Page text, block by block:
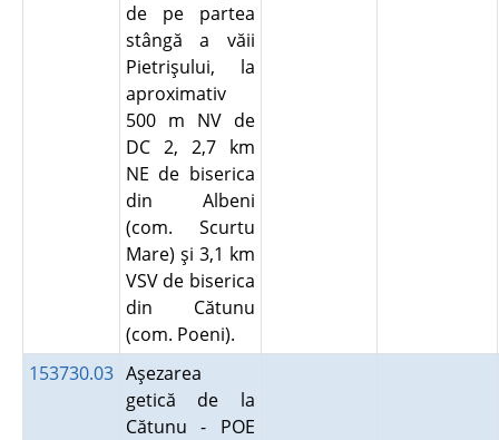
de pe partea
stângă a văii
Pietrişului, la
aproximativ
500 m NV de
DC 2, 2,7 km
NE de biserica
din Albeni
(com. Scurtu
Mare) şi 3,1 km
VSV de biserica
din Cătunu
(com. Poeni).
153730.03 Aşezarea
getică de la
Cătunu - POE